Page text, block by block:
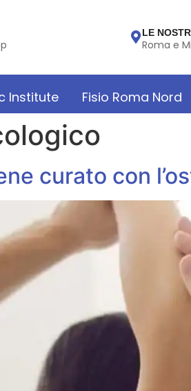
LE
Roma e
Institute Fisio Roma Nord
curato con